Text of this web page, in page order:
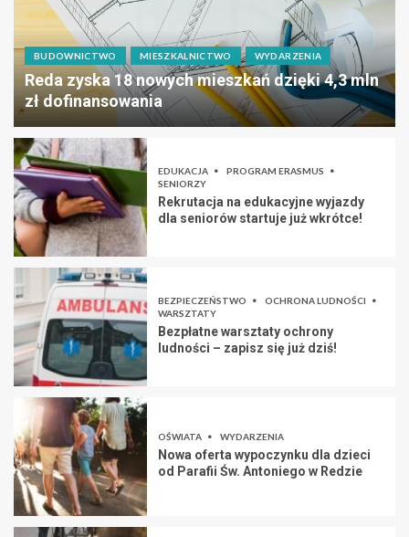
BUDOWNICTWO MIESZKALNICTWO WYDARZENIA
Reda zyska 18 nowych mieszkań dzięki 4,3 mln
zł dofinansowania
EDUKACJA
PROGRAM ERASMUS
SENIORZY
Rekrutacja na edukacyjne wyjazdy
dla seniorów startuje już wkrótce!
BEZPIECZEŃSTWO
OCHRONA LUDNOŚCI
WARSZTATY
Bezpłatne warsztaty ochrony
ludności – zapisz się już dziś!
OŚWIATA WYDARZENIA
Nowa oferta wypoczynku dla dzieci
od Parafii Św. Antoniego w Redzie